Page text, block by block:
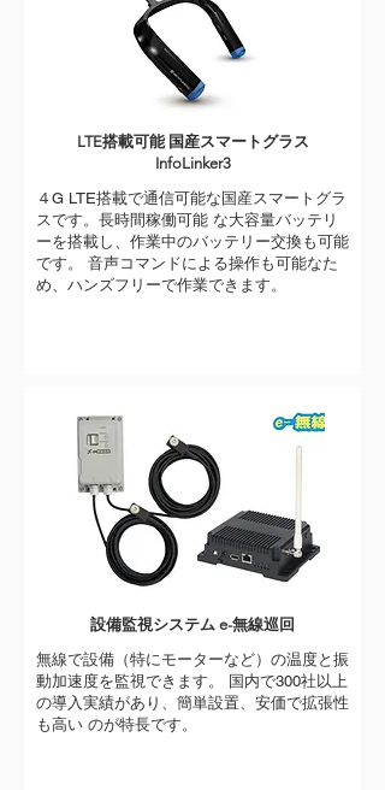
LTE搭載可能 国産スマートグラス
InfoLinker3
４G LTE搭載で通信可能な国産スマートグラ
スです。長時間稼働可能 な大容量バッテリ
ーを搭載し、作業中のバッテリー交換も可能
です。 音声コマンドによる操作も可能なた
め、ハンズフリーで作業できます。
設備監視システム e-無線巡回
無線で設備（特にモーターなど）の温度と振
動加速度を監視できます。 国内で300社以上
の導入実績があり、簡単設置、安価で拡張性
も高い のが特長です。